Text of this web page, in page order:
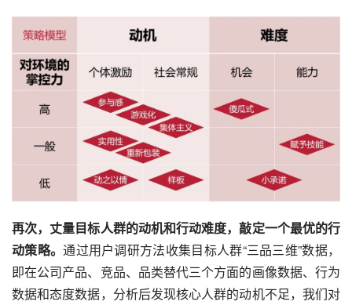
再次，丈量目标人群的动机和行动难度，敲定一个最优的行
动策略。通过用户调研方法收集目标人群“三品三维”数据，
即在公司产品、竞品、品类替代三个方面的画像数据、行为
数据和态度数据，分析后发现核心人群的动机不足，我们对